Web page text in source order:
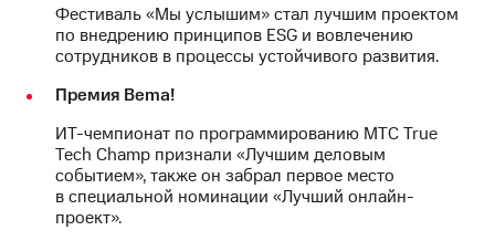
Корпоративный
секретарь
Раскрытие
информации
Информация
акционерам
Документы
ПАО
"МТС"
Собрания
Фестиваль «Мы услышим» стал лучшим проектом
по внедрению принципов ESG и вовлечению
сотрудников в процессы устойчивого развития.
Премия Bema!
ИТ-чемпионат по программированию МТС True
Tech Champ признали «Лучшим деловым
событием», также он забрал первое место
в специальной номинации «Лучший онлайн-
проект».